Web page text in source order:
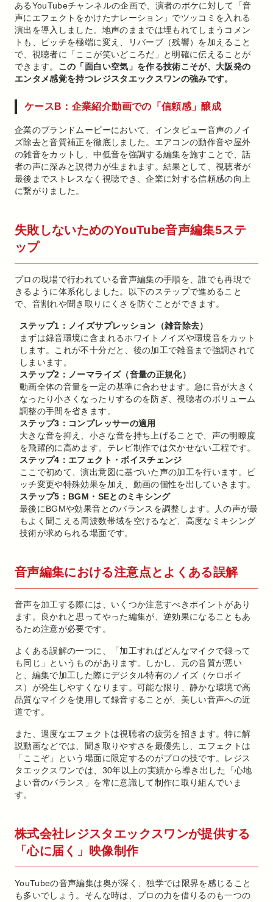
あるYouTubeチャンネルの企画で、演者のボケに対して「音
声にエフェクトをかけたナレーション」でツッコミを入れる
演出を導入しました。地声のままでは埋もれてしまうコメン
トも、ピッチを極端に変え、リバーブ（残響）を加えること
で、視聴者に「ここが笑いどころだ」と明確に伝えることが
できます。 この「面白い空気」を作る技術こそが、大阪発の
エンタメ感覚を持つレジスタエックスワンの強みです。
ケースB：企業紹介動画での「信頼感」醸成
企業のブランドムービーにおいて、インタビュー音声のノイ
ズ除去と音質補正を徹底しました。エアコンの動作音や屋外
の雑音をカットし、中低音を強調する編集を施すことで、話
者の声に深みと説得力が生まれます。結果として、視聴者が
最後までストレスなく視聴でき、企業に対する信頼感の向上
に繋がりました。
失敗しないためのYouTube音声編集5ステ
ップ
プロの現場で行われている音声編集の手順を、誰でも再現で
きるように体系化しました。以下のステップで進めること
で、音割れや聞き取りにくさを防ぐことができます。
ステップ1：ノイズサプレッション（雑音除去）
まずは録音環境に含まれるホワイトノイズや環境音をカット
します。これが不十分だと、後の加工で雑音まで強調されて
しまいます。
ステップ2：ノーマライズ（音量の正規化）
動画全体の音量を一定の基準に合わせます。急に音が大きく
なったり小さくなったりするのを防ぎ、視聴者のボリューム
調整の手間を省きます。
ステップ3：コンプレッサーの適用
大きな音を抑え、小さな音を持ち上げることで、声の明瞭度
を飛躍的に高めます。テレビ制作では欠かせない工程です。
ステップ4：エフェクト・ボイスチェンジ
ここで初めて、演出意図に基づいた声の加工を行います。ピ
ッチ変更や特殊効果を加え、動画の個性を出していきます。
ステップ5：BGM・SEとのミキシング
最後にBGMや効果音とのバランスを調整します。人の声が最
もよく聞こえる周波数帯域を空けるなど、高度なミキシング
技術が求められる場面です。
音声編集における注意点とよくある誤解
音声を加工する際には、いくつか注意すべきポイントがあり
ます。良かれと思ってやった編集が、逆効果になることもあ
るため注意が必要です。
よくある誤解の一つに、「加工すればどんなマイクで録って
も同じ」というものがあります。しかし、元の音質が悪い
と、編集で加工した際にデジタル特有のノイズ（ケロボイ
ス）が発生しやすくなります。可能な限り、静かな環境で高
品質なマイクを使用して録音することが、美しい音声への近
道です。
また、過度なエフェクトは視聴者の疲労を招きます。特に解
説動画などでは、聞き取りやすさを最優先し、エフェクトは
「ここぞ」という場面に限定するのがプロの技です。レジス
タエックスワンでは、30年以上の実績から導き出した「心地
よい音のバランス」を常に意識して制作に取り組んでいま
す。
株式会社レジスタエックスワンが提供する
「心に届く」映像制作
YouTubeの音声編集は奥が深く、独学では限界を感じること
も多いでしょう。そんな時は、プロの力を借りるのも一つの